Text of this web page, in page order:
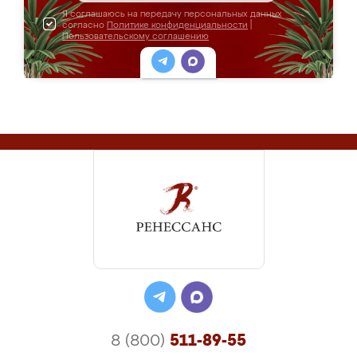
Я соглашаюсь на передачу персональных данных
согласно Политике конфиденциальности
Пользовательскому соглашению
8 (800) 511-89-55